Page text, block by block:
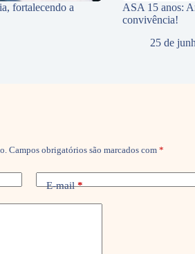
fortalecendo a
ASA 15 anos:
convivência!
25 de
Campos obrigatórios são marcados com *
E-mail*